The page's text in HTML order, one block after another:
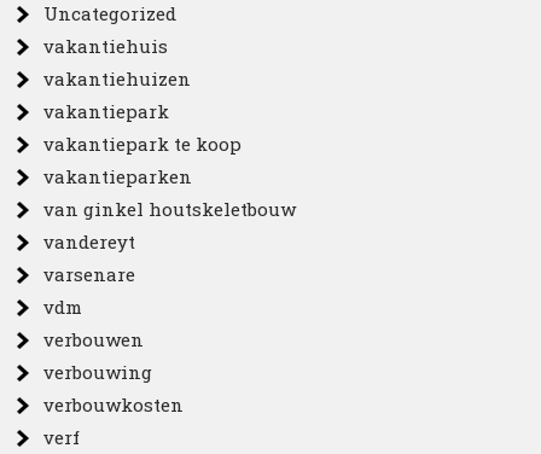
Uncategorized
vakantiehuis
vakantiehuizen
vakantiepark
vakantiepark te koop
vakantieparken
van ginkel houtskeletbouw
vandereyt
varsenare
vdm
verbouwen
verbouwing
verbouwkosten
verf